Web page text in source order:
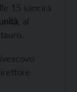
15 sancirà
, al